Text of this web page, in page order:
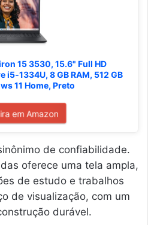
15 3530, 15.6" Full HD
8 GB RAM, 512 GB
11 Home, Preto
em Amazon
de confiabilidade.
oferece uma tela ampla,
de estudo e trabalhos
de visualização, com um
durável.